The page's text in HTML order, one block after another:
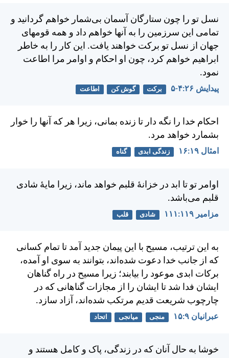
نسل تو را چون ستارگان آسمان بی‌شمار خواهم گردانيد و
تمامی اين سرزمين را به آنها خواهم داد و همه قومهای
جهان از نسل تو بركت خواهند يافت. اين كار را به خاطر
ابراهيم خواهم كرد، چون او احكام و اوامر مرا اطاعت
نمود.
پيدايش ۲۶:‏۴-‏۵ برکت گوش کن اطاعت
احكام خدا را نگه دار تا زنده بمانی، زيرا هر كه آنها را خوار
بشمارد خواهد مرد.
امثال ۱۹:‏۱۶ زندگی ابدی گناه
اوامر تو تا ابد در خزانهٔ قلبم خواهد ماند، زيرا مايهٔ شادی
قلبم می‌باشد.
مزامير ۱۱۹:‏۱۱۱ شادی قلب
به اين ترتيب، مسيح با اين پيمان جديد آمد تا تمام كسانی
كه از جانب خدا دعوت شده‌اند، بتوانند به سوی او آمده،
بركات ابدی موعود را بيابند؛ زيرا مسيح در راه گناهان
ايشان فدا شد تا ايشان را از مجازات گناهانی كه در
چارچوب شريعت قديم مرتكب شده‌اند، آزاد سازد.
عبرانيان ۹:‏۱۵ منجی میانجی اتحاد
خوشا به حال آنان كه در زندگی، پاک و كامل هستند و